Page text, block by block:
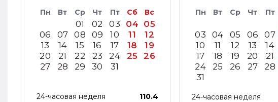
Пн Вт Ср Чт Пт Сб Вс
01 02 03 04 05
06
07 08 09 10 11
12
13
14 15 16 17 18
19
20
21 22 23 24 25
26
27
28 29 30 31
24-часовая неделя
110.4
Пн Вт Ср Чт Пт
03
04 05 06 07
10
11 12 13 14
17
18 19 20 21
24
25 26 27 28
31
24-часовая неделя